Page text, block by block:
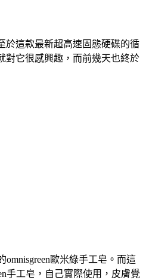
於這款最新超高速固態硬碟的循
對它很感興趣，而前幾天也終於
歐米綠手工皂。而這
手工皂，自己實際使用，皮膚覺